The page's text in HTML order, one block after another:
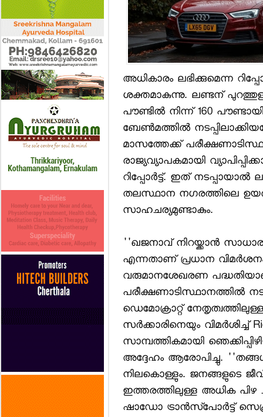
അധികാരം ലഭിക്കുമെന്ന
ശക്തമാകുന്നു. ലണ്ടന് പുറത്തുള്ള
പൗണ്ടില്‍ നിന്ന് 160
ബേണ്‍മത്തില്‍
മാസത്തേക്ക്
രാജ്യവ്യാപകമായി
റിപ്പോര്‍ട്ട്. ഇത്
തലസ്ഥാന നഗരത്തിലെ
സാഹചര്യമുണ്ടാകും.
''ഖജനാവ് നിറയ്ക്കാന്‍
എന്നതാണ് പ്രധാന
വരുമാനശേഖരണ
പരീക്ഷണാടിസ്ഥാനത്തില്‍
ഡെമോക്രാറ്റ്
സര്‍ക്കാരിനെയും വിമര്‍ശിച്ച്
സാമ്പത്തികമായി
അദ്ദേഹം ആരോപിച്ചു.
നിലകൊള്ളും. ജനങ്ങളുടെ
ഇത്തരത്തിലുള്ള അധിക പിഴ
ഷാഡോ ട്രാന്‍സ്പോര്‍ട്ട്